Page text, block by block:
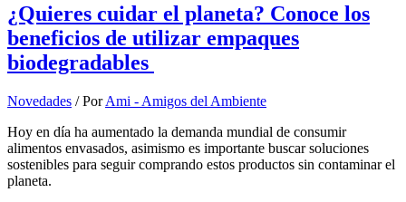
¿Quieres cuidar el planeta? Conoce los
beneficios de utilizar empaques
biodegradables
Novedades / PorAmi - Amigos del Ambiente
Hoy en día ha aumentado la demanda mundial de consumir
alimentos envasados, asimismo es importante buscar soluciones
sostenibles para seguir comprando estos productos sin contaminar el
planeta.